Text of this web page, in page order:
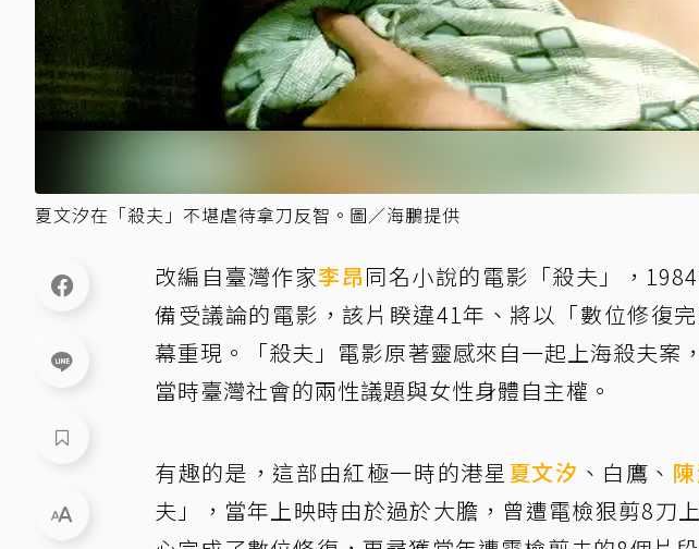
夏文汐在「殺夫」不堪虐待拿刀反智。圖／海鵬提供
改編自臺灣作家李昂同名小說的電影「殺夫」，
備受議論的電影，該片睽違41年、將以「數位修復
幕重現。「殺夫」電影原著靈感來自一起上海殺夫案
當時臺灣社會的兩性議題與女性身體自主權。
有趣的是，這部由紅極一時的港星 夏文汐 、白鷹、
夫」，當年上映時由於過於大膽，曾遭電檢狠剪8刀